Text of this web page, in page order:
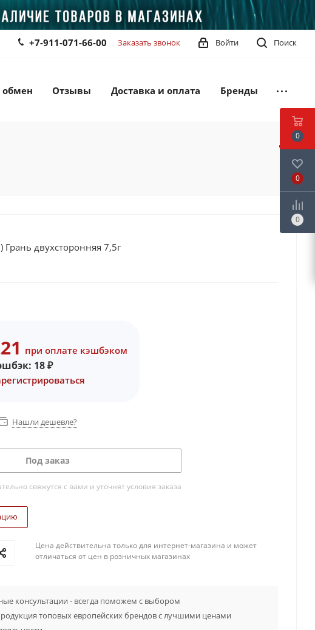
Поиск
Войти
+7-911-071-66-00 Заказать звонок
обмен Отзывы Доставка и оплата Бренды
Грань двухсторонняя 7,5г
при оплате кэшбэком
18₽
Нашли дешевле?
Под заказ
свяжутся с вами и уточнят условия заказа
Цена действительна только для интернет-магазина и может
отличаться от цен в розничных магазинах
консультации - всегда поможем с выбором
топовых европейских брендов с лучшими ценами
0
0
0